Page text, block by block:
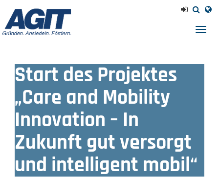
Start des Projektes
„Care and Mobility
Innovation – In
Zukunft gut versorgt
und intelligent mobil“